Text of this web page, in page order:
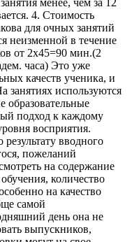
4. Стоимость
для очных занятий
неизменной в течение
от 2x45=90 мин.(2
часа) Это уже
качеств ученика, и
занятиях используются
образовательные
подход к каждому
восприятия.
вводного
пожеланий
на содержание
количество
на качество
самой
день она не
выпускников,